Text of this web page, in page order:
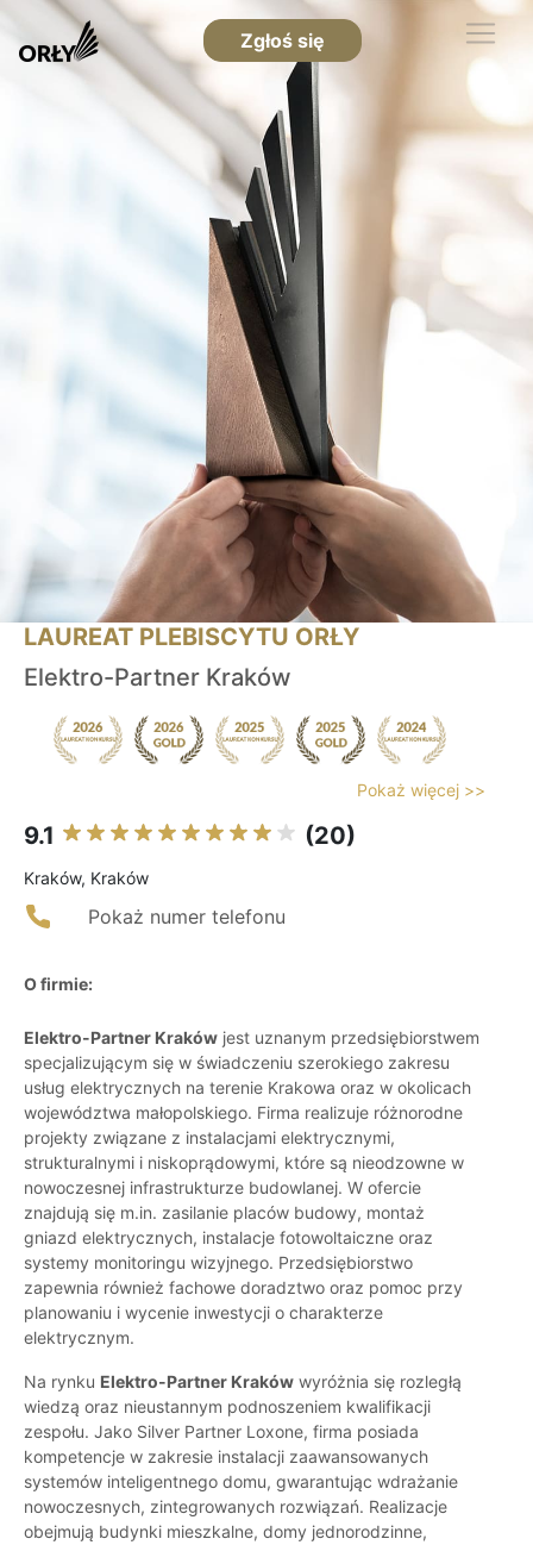
Zgłoś się
LAUREAT PLEBISCYTU ORŁY
Elektro-Partner Kraków
Pokaż więcej >>
9.1 (20)
Kraków, Kraków
Pokaż numer telefonu
O firmie:
Elektro-Partner Kraków jest uznanym przedsiębiorstwem
specjalizującym się w świadczeniu szerokiego zakresu
usług elektrycznych na terenie Krakowa oraz w okolicach
województwa małopolskiego. Firma realizuje różnorodne
projekty związane z instalacjami elektrycznymi,
strukturalnymi i niskoprądowymi, które są nieodzowne w
nowoczesnej infrastrukturze budowlanej. W ofercie
znajdują się m.in. zasilanie placów budowy, montaż
gniazd elektrycznych, instalacje fotowoltaiczne oraz
systemy monitoringu wizyjnego. Przedsiębiorstwo
zapewnia również fachowe doradztwo oraz pomoc przy
planowaniu i wycenie inwestycji o charakterze
elektrycznym.
Na rynku Elektro-Partner Kraków wyróżnia się rozległą
wiedzą oraz nieustannym podnoszeniem kwalifikacji
zespołu. Jako Silver Partner Loxone, firma posiada
kompetencje w zakresie instalacji zaawansowanych
systemów inteligentnego domu, gwarantując wdrażanie
nowoczesnych, zintegrowanych rozwiązań. Realizacje
obejmują budynki mieszkalne, domy jednorodzinne,